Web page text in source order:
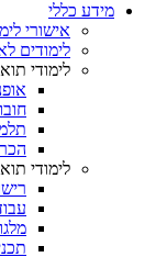
מידע כללי
אישורי
לימודים
לימודי
לימודי